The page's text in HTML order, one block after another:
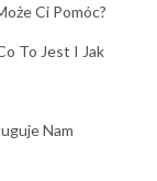
Ci Pomóc?
To Jest I Jak
Nam